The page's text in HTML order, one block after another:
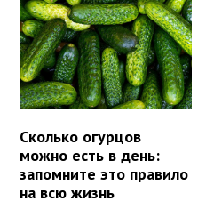
Сколько огурцов
можно есть в день:
запомните это правило
на всю жизнь